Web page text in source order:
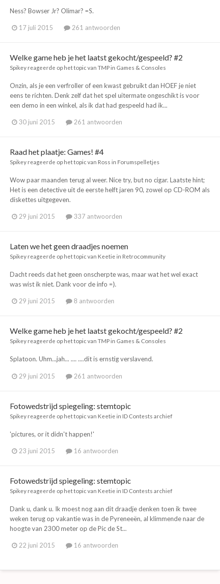
Ness? Bowser Jr? Olimar? =S.
17 juli 2015 261 antwoorden
Welke game heb je het laatst gekocht/gespeeld? #2
Spikey reageerde op het topic van TMP in Games & Consoles
Onzin, als je een verfroller of een kwast gebruikt dan HOEF je niet
eens te richten. Denk zelf dat het spel uitermate ongeschikt is voor
een demo in een winkel, als ik dat had gespeeld had ik...
30 juni 2015 261 antwoorden
Raad het plaatje: Games! #4
Spikey reageerde op het topic van Ross in Forumspelletjes
Wow paar maanden terug al weer. Nice try, but no cigar. Laatste hint;
Het is een detective uit de eerste helft jaren 90, zowel op CD-ROM als
diskettes uitgegeven.
29 juni 2015 337 antwoorden
Laten we het geen draadjes noemen
Spikey reageerde op het topic van Keetie in Retrocommunity
Dacht reeds dat het geen onscherpte was, maar wat het wel exact
was wist ik niet. Dank voor de info =).
29 juni 2015 8 antwoorden
Welke game heb je het laatst gekocht/gespeeld? #2
Spikey reageerde op het topic van TMP in Games & Consoles
Splatoon. Uhm...jah... .... ....dit is ernstig verslavend.
29 juni 2015 261 antwoorden
Fotowedstrijd spiegeling: stemtopic
Spikey reageerde op het topic van Keetie in ID Contests archief
'pictures, or it didn't happen!'
23 juni 2015 16 antwoorden
Fotowedstrijd spiegeling: stemtopic
Spikey reageerde op het topic van Keetie in ID Contests archief
Dank u, dank u. Ik moest nog aan dit draadje denken toen ik twee
weken terug op vakantie was in de Pyreneeën, al klimmende naar de
hoogte van 2300 meter op de Pic de St...
22 juni 2015 16 antwoorden